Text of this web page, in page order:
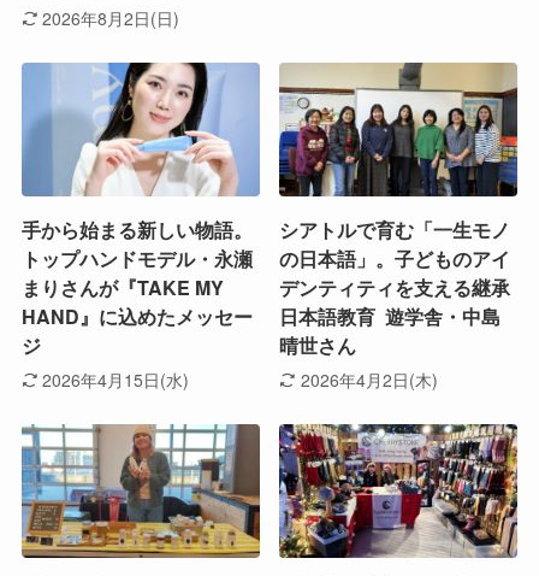
2026年8月2日(日)
手から始まる新しい物語。
トップハンドモデル・永瀬
まりさんが『TAKE MY
HAND』に込めたメッセー
ジ
2026年4月15日(水)
シアトルで育む「一生モノ
の日本語」。子どものアイ
デンティティを支える継承
日本語教育 遊学舎・中島
晴世さん
2026年4月2日(木)